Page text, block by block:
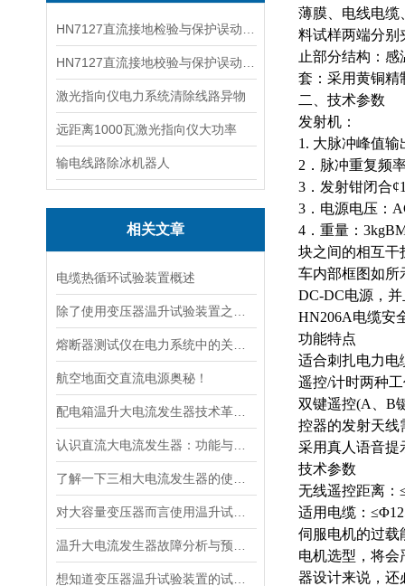
激光指向仪电力系统清除线路异物
远距离1000瓦激光指向仪大功率
输电线路除冰机器人
相关文章
电缆热循环试验装置概述
航空地面交直流电源奥秘！
薄膜、电线电缆
料试样两端分别
止部分结构：
套：采用黄铜精
二、技术参数
发射机：
1. 大脉冲峰值输
2．脉冲重复频
3．发射钳闭合
3．电源电压：
4．重量：
块之间的相互干
车内部框图如所
DC-DC电源，
HN206A电缆安
功能特点
适合刺扎电力电
遥控/计时两种
双键遥控(A、B
控器的发射天线
采用真人语音提
技术参数
无线遥控距离：
适用电缆：
伺服电机的过载
电机选型，将
器设计来说，还